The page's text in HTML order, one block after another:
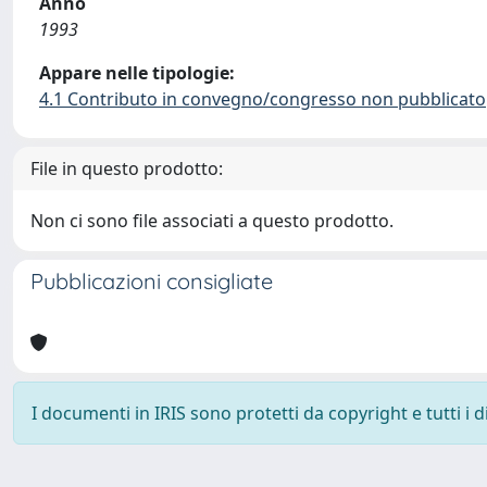
1993
Appare nelle tipologie:
4.1 Contributo in convegno/congresso non pubblicato
File in questo prodotto:
Non ci sono file associati a questo prodotto.
Pubblicazioni consigliate
I documenti in IRIS sono protetti da copyright e tutti i